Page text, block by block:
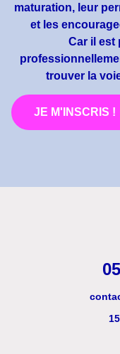
maturation, leur
et les
Car il est
trouver la
JE M'INSCRIS !